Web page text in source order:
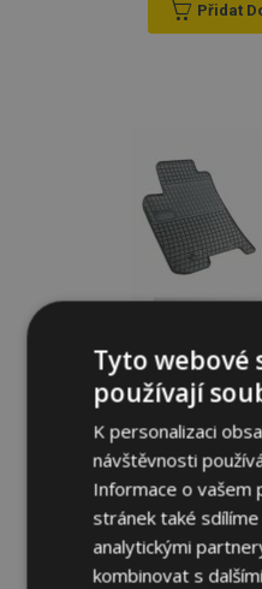
Přidat
Gumové
LACETTI
Tyto webové
používají
K personalizaci
návštěvnosti
Informace o vašem
stránek také
analytickými
kombinovat s